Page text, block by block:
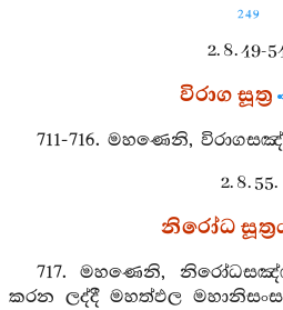
249
2. 8. 49-
විරාග සූත්‍ර
711-716. මහණෙනි,
2. 8. 55.
නිරෝධ
717. මහණෙනි,
කරන ලද්දී මහත්ඵල